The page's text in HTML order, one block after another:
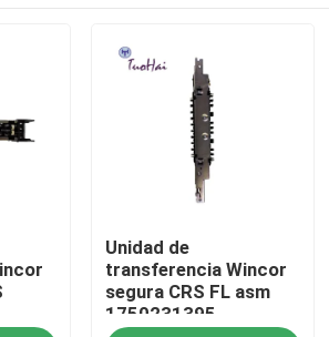
Unidad de
transferencia Wincor
segura CRS FL asm
1750231395